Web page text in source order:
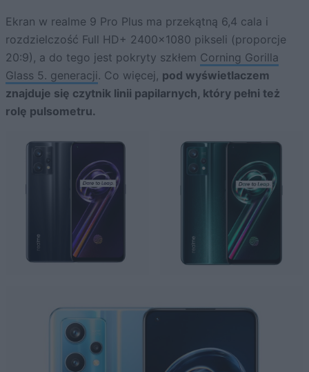
Ekran w realme 9 Pro Plus ma przekątną 6,4 cala i
rozdzielczość Full HD+ 2400×1080 pikseli (proporcje
20:9), a do tego jest pokryty szkłem Corning Gorilla
Glass 5. generacji. Co więcej, pod wyświetlaczem
znajduje się czytnik linii papilarnych, który pełni też
rolę pulsometru.